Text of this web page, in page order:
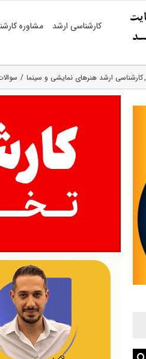
کارشناسی ارشد مشاوره
کارشناسی ارشد هنرهای نمایشی و سینما